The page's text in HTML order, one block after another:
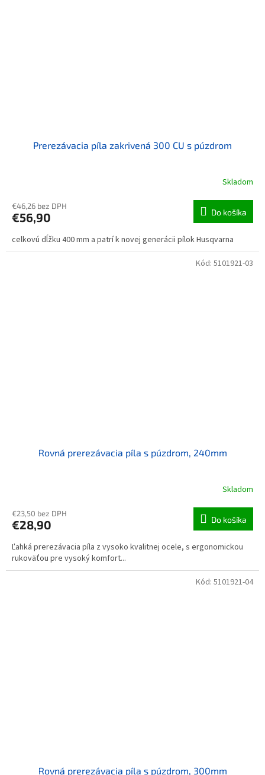
Prerezávacia píla zakrivená 300 CU s púzdrom
Skladom
€46,26 bez DPH
€56,90 Do košíka
celkovú dĺžku 400 mm a patrí k novej generácii pílok Husqvarna
Rovná prerezávacia píla s púzdrom, 240mm
Skladom
€23,50 bez DPH
€28,90 Do košíka
Ľahká prerezávacia píla z vysoko kvalitnej ocele, s ergonomickou
rukoväťou pre vysoký komfort...
Kód: 5101921-03
Rovná prerezávacia píla s púzdrom, 300mm
Kód: 5101921-04